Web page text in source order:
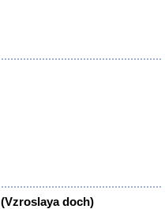
(Vzroslaya doch)